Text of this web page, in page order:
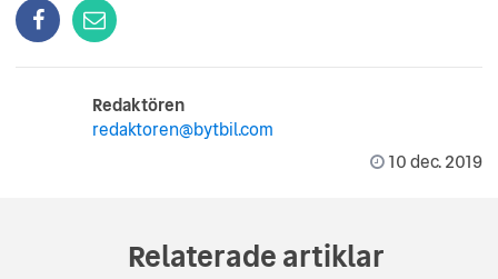
Redaktören
redaktoren@bytbil.com
10 dec. 2019
Relaterade artiklar